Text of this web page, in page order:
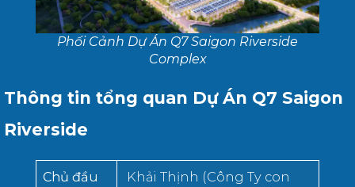
Phối Cảnh Dự Án Q7 Saigon Riverside
Complex
Thông tin tổng quan Dự Án Q7 Saigon
Riverside
Chủ đầu
Khải Thịnh (Công Ty con